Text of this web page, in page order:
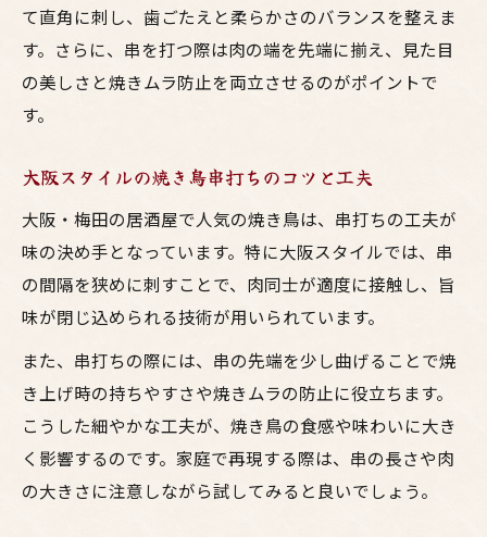
て直角に刺し、歯ごたえと柔らかさのバランスを整えま
す。さらに、串を打つ際は肉の端を先端に揃え、見た目
の美しさと焼きムラ防止を両立させるのがポイントで
す。
大阪スタイルの焼き鳥串打ちのコツと工夫
大阪・梅田の居酒屋で人気の焼き鳥は、串打ちの工夫が
味の決め手となっています。特に大阪スタイルでは、串
の間隔を狭めに刺すことで、肉同士が適度に接触し、旨
味が閉じ込められる技術が用いられています。
また、串打ちの際には、串の先端を少し曲げることで焼
き上げ時の持ちやすさや焼きムラの防止に役立ちます。
こうした細やかな工夫が、焼き鳥の食感や味わいに大き
く影響するのです。家庭で再現する際は、串の長さや肉
の大きさに注意しながら試してみると良いでしょう。